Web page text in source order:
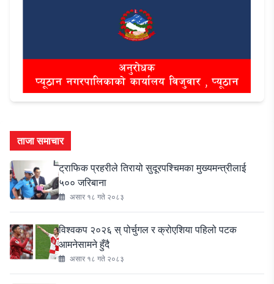
ताजा समाचार
ट्राफिक प्रहरीले तिरायो सुदूरपश्चिमका मुख्यमन्त्रीलाई
५०० जरिबाना
असार १८ गते २०८३
विश्वकप २०२६ स् पोर्चुगल र क्रोएशिया पहिलो पटक
आमनेसामने हुँदै
असार १८ गते २०८३